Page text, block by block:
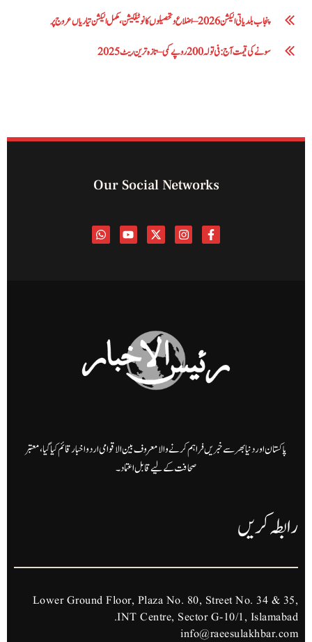
پنجاب بلدیاتی الیکشن 2026 – اضلاع و تحصیلوں کا نوٹیفکیشن، مکمل الیکشن تیاریاں عروج پر
سونے کی قیمت آج: فی تولہ 200 روپے کمی – تازہ ترین ریٹ 2025
Our Social Networks
پاکستان اور دنیا بھر سے خبریں فراہم کرنے والا معروف بین الاقوامی اردو اخبار قائم کیا گیا، معتبر
صحافت کے لیے قابل اعتماد۔
رابطہ کریں
Lower Ground Floor, Plaza No. 80, Street No. 34 & 35,
INT Centre, Sector G-10/1, Islamabad.
info@raeesulakhbar.com